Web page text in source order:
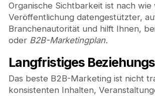
Organische Sichtbarkeit ist nach
Veröffentlichung datengestützter,
Branchenautorität und hilft Ihnen,
oder B2B-Marketingplan.
Langfristiges
Das beste B2B-Marketing ist nicht
konsistenten Inhalten,